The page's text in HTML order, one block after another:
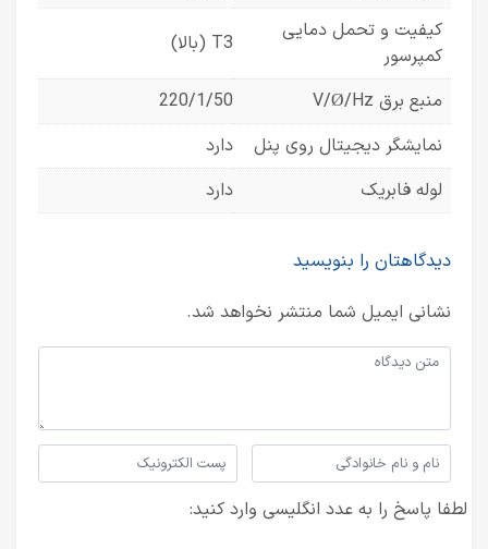
کیفیت و تحمل دمایی
کمپرسور
T3 (بالا)
منبع برق V/Ø/Hz
220/1/50
نمایشگر دیجیتال روی پنل
دارد
لوله فابریک
دارد
دیدگاهتان را بنویسید
نشانی ایمیل شما منتشر نخواهد شد.
لطفا پاسخ را به عدد انگلیسی وارد کنید: